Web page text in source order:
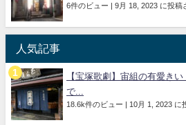
6件のビュー | 9月 18, 2023 に投稿
人気記事
【宝塚歌劇】宙組の有愛き
で...
18.6k件のビュー | 10月 1, 2023 に